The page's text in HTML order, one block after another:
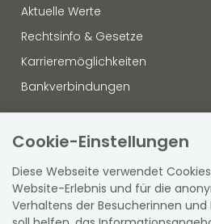
Cookie-Einstellungen
Diese Webseite verwendet
Website-Erlebnis und für die
Verhaltens der Besucherinnen und
Aktuelle Werte
Rechtsinfo & Gesetze
Karrieremöglichkeiten
Bankverbindungen
OFFENLEGUNG
Hinweisgebersystem
Sitemap